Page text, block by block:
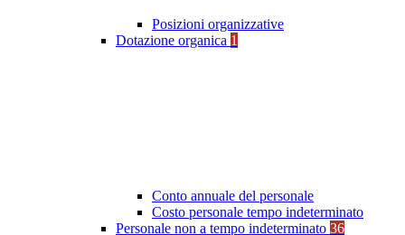
Posizioni organizzative
Dotazione organica 1
Conto annuale del personale
Costo personale tempo indeterminato
Personale non a tempo indeterminato 36